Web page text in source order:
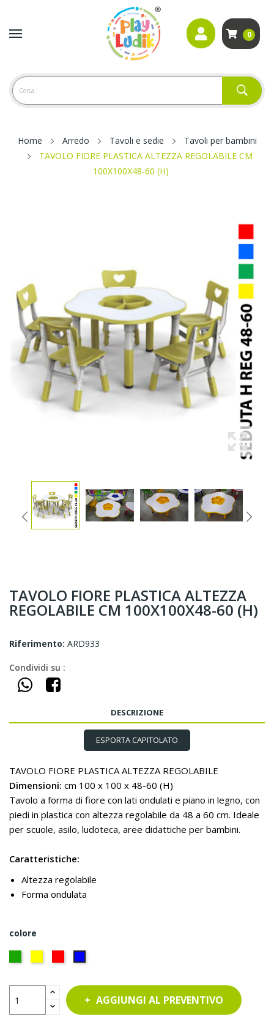
0
Home Arredo Tavoli e sedie
Tavoli per bambini
TAVOLO FIORE PLASTICA ALTEZZA REGOLABILE CM
100X100X48-60 (H)
TAVOLO FIORE PLASTICA ALTEZZA
REGOLABILE CM 100X100X48-60 (H)
Riferimento: ARD933
Condividi su :
DESCRIZIONE
ESPORTA CAPITOLATO
TAVOLO FIORE PLASTICA ALTEZZA REGOLABILE
Dimensioni: cm 100 x 100 x 48-60 (H)
Tavolo a forma di fiore con lati ondulati e piano in legno, con
piedi in plastica con altezza regolabile da 48 a 60 cm. Ideale
per scuole, asilo, ludoteca, aree didattiche per bambini.
Caratteristiche:
Altezza regolabile
Forma ondulata
colore
AGGIUNGI AL PREVENTIVO